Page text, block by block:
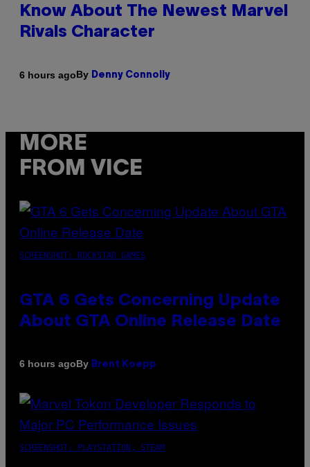
Know About The Newest Marvel
Rivals Character
6 hours agoBy Denny Connolly
MORE
FROM VICE
SCREENSHOT: ROCKSTAR GAMES
GTA 6 Gets Concerning Update
About GTA Online Release Date
6 hours agoBy Brent Koepp
SCREENSHOT: PLAYSTATION, STEAM